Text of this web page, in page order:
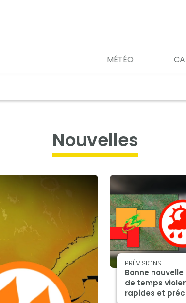
MÉTÉO
nouvelles
PRÉVISIONS
Bonne
de temps
rapides et